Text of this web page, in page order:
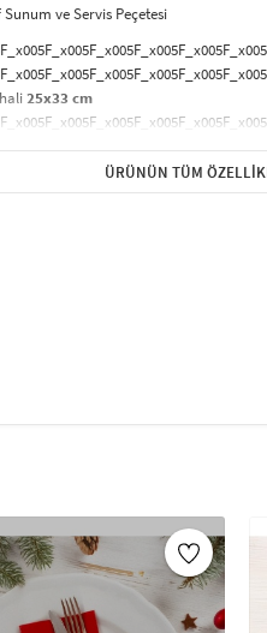
ve Servis Peçetesi
25x33 cm
günü, düğün, nişan, baby shower,
dekoratif ürünlerdir.Gold, gümüş,
tamamlayarak şık bir sunum
temizliği kolaylaştırırken,
peçeteler, diğer masa
ÜRÜNÜN TÜM